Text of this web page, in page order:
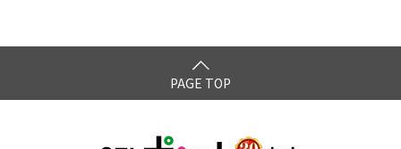
PAGE TOP